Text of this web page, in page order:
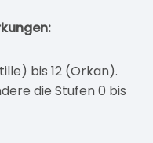
bis 12 (Orkan).
die Stufen 0 bis